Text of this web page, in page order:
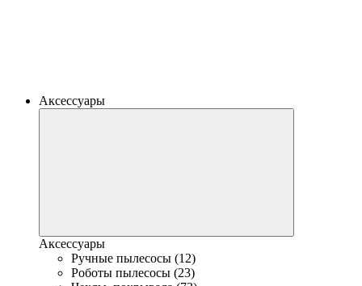
Аксессуары
Аксессуары
Ручные пылесосы (12)
Роботы пылесосы (23)